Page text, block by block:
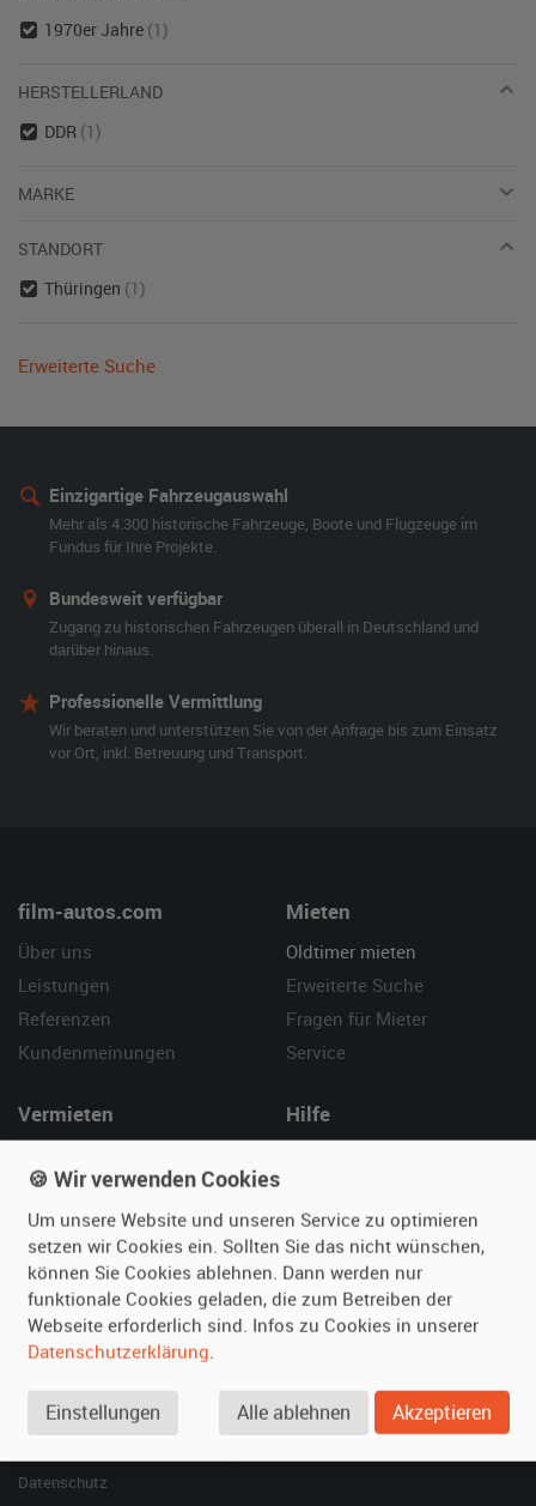
1970er Jahre (1)
HERSTELLERLAND
DDR (1)
MARKE
STANDORT
Thüringen (1)
Erweiterte Suche
Einzigartige Fahrzeugauswahl
Mehr als 4.300 historische Fahrzeuge, Boote und Flugzeuge im
Fundus für Ihre Projekte.
Bundesweit verfügbar
Zugang zu historischen Fahrzeugen überall in Deutschland und
darüber hinaus.
Professionelle Vermittlung
Wir beraten und unterstützen Sie von der Anfrage bis zum Einsatz
vor Ort, inkl. Betreuung und Transport.
film-autos.com
Über uns
Leistungen
Referenzen
Kundenmeinungen
Mieten
Oldtimer mieten
Erweiterte Suche
Fragen für Mieter
Service
Vermieten
Fotos senden
Fragen für Vermieter
Inserat verwalten
Hilfe
Kontakt
SPECIAL
Berühmte Filmautos –
Datenschutz
🍪 Wir verwenden Cookies
Um unsere Website und unseren Service zu optimieren
setzen wir Cookies ein. Sollten Sie das nicht wünschen,
können Sie Cookies ablehnen. Dann werden nur
funktionale Cookies geladen, die zum Betreiben der
Webseite erforderlich sind. Infos zu Cookies in unserer
Datenschutzerklärung.
Einstellungen Alle ablehnen Akzeptieren